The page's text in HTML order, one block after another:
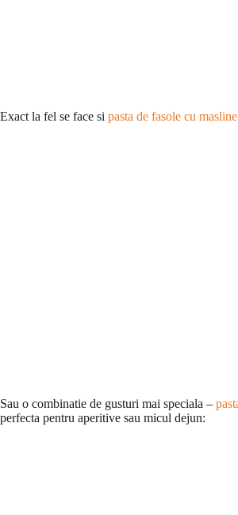
Exact la fel se face si pasta de fasole cu masline
Sau o combinatie de gusturi mai speciala –
perfecta pentru aperitive sau micul dejun: